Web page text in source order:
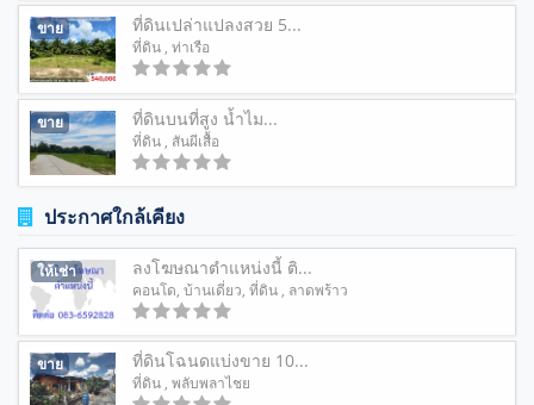
ขาย ที่ดินเปล่าแปลงสวย 5...
ที่ดิน, ท่าเรือ
ขาย ที่ดินบนที่สูง น้ำไม...
ที่ดิน , สันผีเสื้อ
ประกาศใกล้เคียง
ให้เช่า ลงโฆษณาตำแหน่งนี้ ติ...
คอนโด, บ้านเดี่ยว, ที่ดิน , ลาดพร้าว
ขาย ที่ดินโฉนดแบ่งขาย 10...
ที่ดิน , พลับพลาไชย